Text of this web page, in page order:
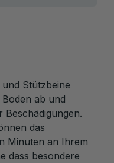
Stützbeine
ab und
Beschädigungen.
das
Minuten an Ihrem
dass besondere